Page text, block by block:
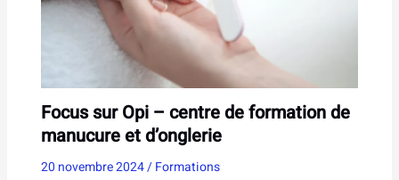
Focus sur Opi – centre de formation de
manucure et d’onglerie
20 novembre 2024/Formations